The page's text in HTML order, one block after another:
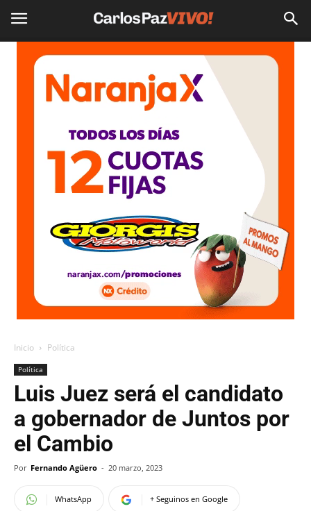
Inicio Política
Política
Luis Juez será el candidato
a gobernador de Juntos por
el Cambio
Por Fernando Agüero - 20 marzo, 2023
WhatsApp + Seguinos en Google